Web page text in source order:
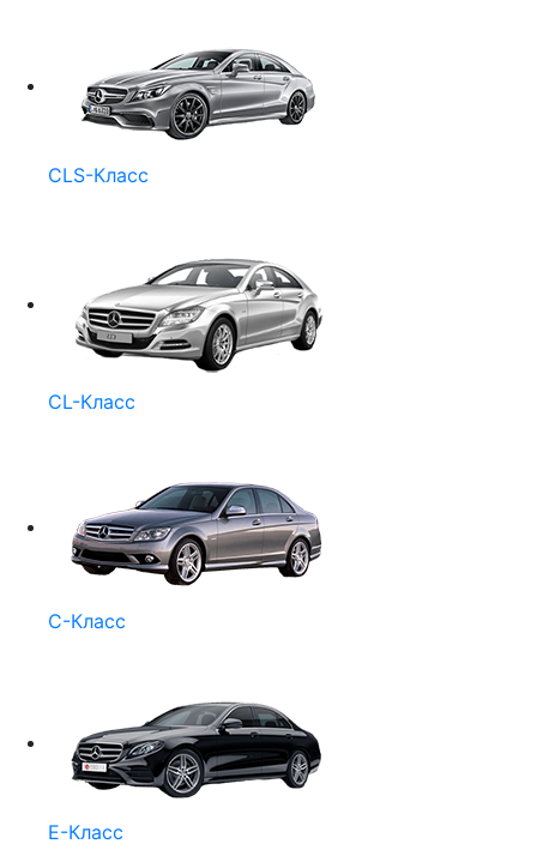
CLS-Класс
CL-Класс
C-Класс
E-Класс